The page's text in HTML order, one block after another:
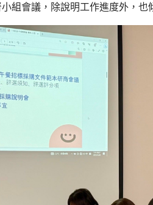
組會議，除說明工作進度外，也